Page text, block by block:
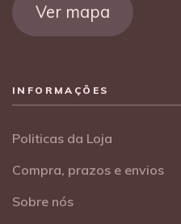
Ver mapa
INFORMAÇÕES
Politicas da Loja
Compra, prazos e envios
Sobre nós